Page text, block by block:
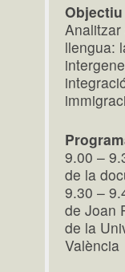
Objectiu
llengua:
9.00 –
de la
9.30 –
de Joan
de la
València